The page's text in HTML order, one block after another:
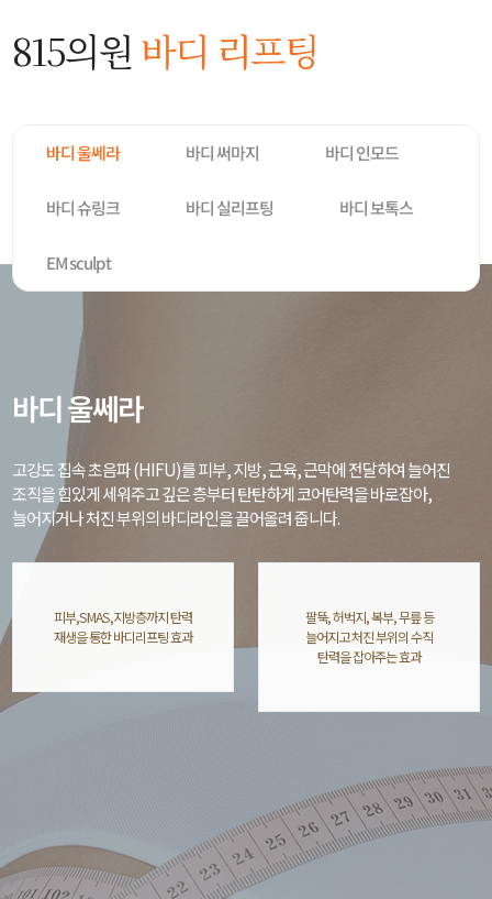
815의원 바디 리프팅
바디 울쎄라 바디 써마지 바디 인모드
바디 슈링크 바디 실리프팅 바디 보톡스
EM sculpt
바디 울쎄라
고강도 집속 초음파 (HIFU)를 피부, 지방, 근육, 근막에 전달하여 늘어진
조직을 힘있게 세워주고 깊은 층부터 탄탄하게 코어탄력을 바로잡아,
늘어지거나 처진 부위의 바디라인을 끌어올려 줍니다.
피부,SMAS,지방층까지 탄력
재생을 통한 바디리프팅 효과
팔뚝, 허벅지, 복부, 무릎 등
늘어지고 처진 부위의 수직
탄력을 잡아주는 효과